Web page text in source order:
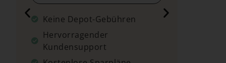
Keine Depot-Gebühren
Hervorragender
Kundensupport